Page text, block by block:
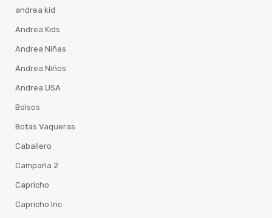
andrea kid
Andrea Kids
Andrea Niñas
Andrea Niños
Andrea USA
Bolsos
Botas Vaqueras
Caballero
Campaña 2
Capricho
Capricho Inc